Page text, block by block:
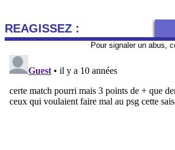
REAGISSEZ :
Pour signaler un abus,